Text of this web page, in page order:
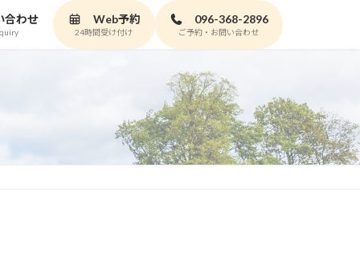
合わせ Web予約
24時間受け付け
096-368-2896
ご予約・お問い合わせ